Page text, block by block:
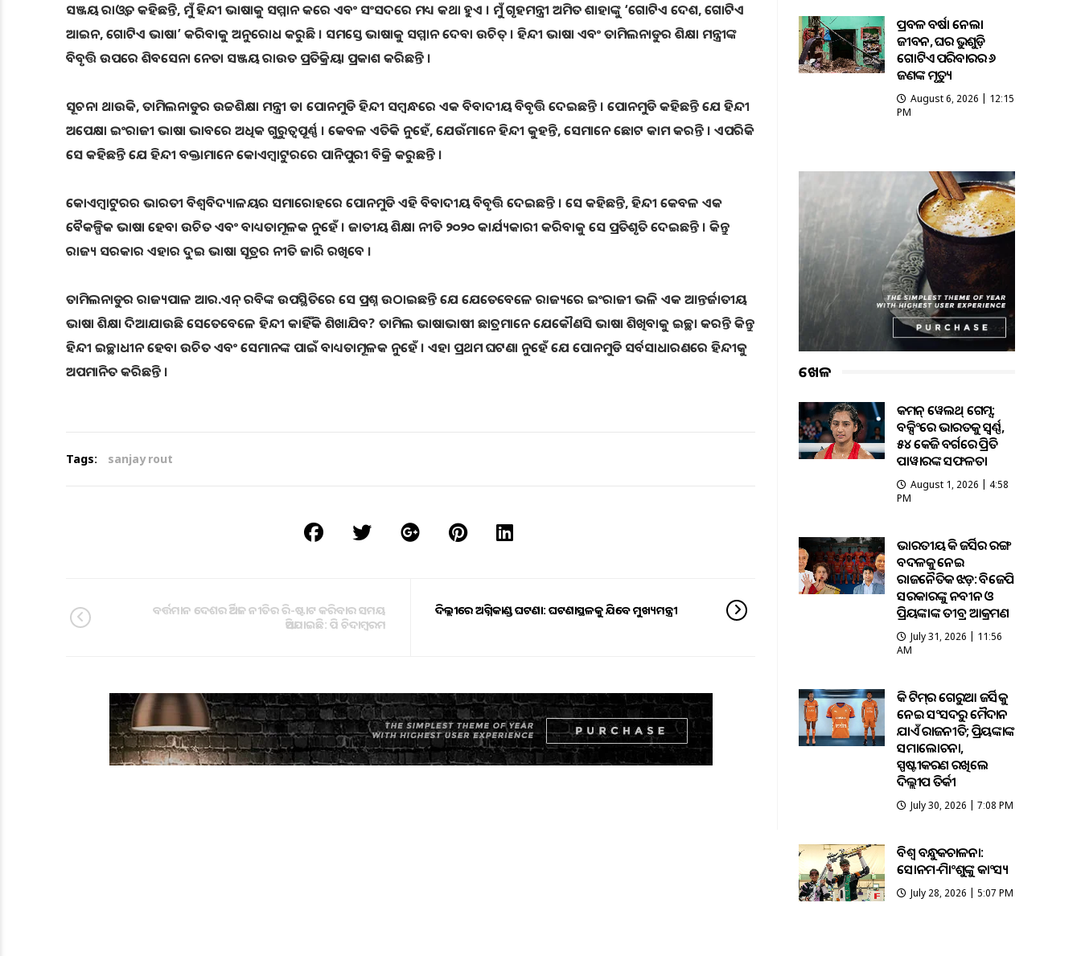
ସଞ୍ଜୟ ରାଓ୍ୱତ କହିଛନ୍ତି, ମୁଁ ହିନ୍ଦୀ ଭାଷାକୁ ସମ୍ମାନ କରେ ଏବଂ ସଂସଦରେ ମଧ୍ୟ କଥା ହୁଏ । ମୁଁ ଗୃହମନ୍ତ୍ରୀ ଅମିତ ଶାହାଙ୍କୁ ‘ଗୋଟିଏ ଦେଶ, ଗୋଟିଏ
ଆଇନ, ଗୋଟିଏ ଭାଷା’ କରିବାକୁ ଅନୁରୋଧ କରୁଛି । ସମସ୍ତେ ଭାଷାକୁ ସମ୍ମାନ ଦେବା ଉଚିତ୍ । ହିନ୍ଦୀ ଭାଷା ଏବଂ ତାମିଲନାଡୁର ଶିକ୍ଷା ମନ୍ତ୍ରୀଙ୍କ
ବିବୃତ୍ତି ଉପରେ ଶିବସେନା ନେତା ସଞ୍ଜୟ ରାଉତ ପ୍ରତିକ୍ରିୟା ପ୍ରକାଶ କରିଛନ୍ତି ।
ସୂଚନା ଥାଉକି, ତାମିଲନାଡୁର ଉଚ୍ଚଶିକ୍ଷା ମନ୍ତ୍ରୀ ଡ। ପୋନମୁଡି ହିନ୍ଦୀ ସମ୍ବନ୍ଧରେ ଏକ ବିବାଦୀୟ ବିବୃତ୍ତି ଦେଇଛନ୍ତି । ପୋନମୁଡି କହିଛନ୍ତି ଯେ ହିନ୍ଦୀ
ଅପେକ୍ଷା ଇଂରାଜୀ ଭାଷା ଭାବରେ ଅଧିକ ଗୁରୁତ୍ୱପୂର୍ଣ୍ଣ । କେବଳ ଏତିକି ନୁହେଁ, ଯେଉଁମାନେ ହିନ୍ଦୀ କୁହନ୍ତି, ସେମାନେ ଛୋଟ କାମ କରନ୍ତି । ଏପରିକି
ସେ କହିଛନ୍ତି ଯେ ହିନ୍ଦୀ ବକ୍ତାମାନେ କୋଏମ୍ବାଟୁରରେ ପାନିପୁରୀ ବିକ୍ରି କରୁଛନ୍ତି ।
କୋଏମ୍ବାଟୁରର ଭାରତୀ ବିଶ୍ୱବିଦ୍ୟାଳୟର ସମାରୋହରେ ପୋନମୁଡି ଏହି ବିବାଦୀୟ ବିବୃତ୍ତି ଦେଇଛନ୍ତି । ସେ କହିଛନ୍ତି, ହିନ୍ଦୀ କେବଳ ଏକ
ବୈକଳ୍ପିକ ଭାଷା ହେବା ଉଚିତ ଏବଂ ବାଧ୍ୟତାମୂଳକ ନୁହେଁ । ଜାତୀୟ ଶିକ୍ଷା ନୀତି ୨୦୨୦ କାର୍ଯ୍ୟକାରୀ କରିବାକୁ ସେ ପ୍ରତିଶୃତି ଦେଇଛନ୍ତି । କିନ୍ତୁ
ରାଜ୍ୟ ସରକାର ଏହାର ଦୁଇ ଭାଷା ସୂତ୍ରର ନୀତି ଜାରି ରଖିବେ ।
ତାମିଲନାଡୁର ରାଜ୍ୟପାଳ ଆର.ଏନ୍ ରବିଙ୍କ ଉପସ୍ଥିତିରେ ସେ ପ୍ରଶ୍ନ ଉଠାଇଛନ୍ତି ଯେ ଯେତେବେଳେ ରାଜ୍ୟରେ ଇଂରାଜୀ ଭଳି ଏକ ଆନ୍ତର୍ଜାତୀୟ
ଭାଷା ଶିକ୍ଷା ଦିଆଯାଉଛି ସେତେବେଳେ ହିନ୍ଦୀ କାହିଁକି ଶିଖାଯିବ? ତାମିଲ ଭାଷାଭାଷୀ ଛାତ୍ରମାନେ ଯେକୌଣସି ଭାଷା ଶିଖିବାକୁ ଇଚ୍ଛା କରନ୍ତି କିନ୍ତୁ
ହିନ୍ଦୀ ଇଚ୍ଛାଧୀନ ହେବା ଉଚିତ ଏବଂ ସେମାନଙ୍କ ପାଇଁ ବାଧ୍ୟତାମୂଳକ ନୁହେଁ । ଏହା ପ୍ରଥମ ଘଟଣା ନୁହେଁ ଯେ ପୋନମୁଡି ସର୍ବସାଧାରଣରେ ହିନ୍ଦୀକୁ
ଅପମାନିତ କରିଛନ୍ତି ।
Tags: sanjay rout
ବର୍ତ୍ତମାନ ଦେଶର ଆର୍ଥିକ ନୀତିର ରି-ଷ୍ଟାଟ କରିବାର ସମୟ
ଆସିଯାଇଛି: ପି ଚିଦାମ୍ବରମ
ଦିଲ୍ଲୀରେ ଅଗ୍ନିକାଣ୍ଡ ଘଟଣା: ଘଟଣାସ୍ଥଳକୁ ଯିବେ ମୁଖ୍ୟମନ୍ତ୍ରୀ
ପ୍ରବଳ ବର୍ଷା ନେଲା
ଜୀବନ, ଘର ଭୁଶୁଡ଼ି
ଗୋଟିଏ ପରିବାରର ୬
ଜଣଙ୍କ ମୃତ୍ୟୁ
August 6, 2026 | 12:15
PM
ଖେଳ
କମନ୍ ୱେଲଥ୍ ଗେମ୍ସ:
ବକ୍ସିଂରେ ଭାରତକୁ ସ୍ବର୍ଣ୍ଣ,
୫୪ କେଜି ବର୍ଗରେ ପ୍ରିତି
ପାୱାରଙ୍କ ସଫଳତା
August 1, 2026 | 4:58
PM
ଭାରତୀୟ ହକି ଜର୍ସିର ରଙ୍ଗ
ବଦଳକୁ ନେଇ
ରାଜନୈତିକ ଝଡ଼: ବିଜେପି
ସରକାରଙ୍କୁ ନବୀନ ଓ
ପ୍ରିୟଙ୍କାଙ୍କ ତୀବ୍ର ଆକ୍ରମଣ
July 31, 2026 | 11:56
AM
ହକି ଟିମ୍‌ର ଗେରୁଆ ଜର୍ସିକୁ
ନେଇ ସଂସଦରୁ ମୈଦାନ
ଯାଏଁ ରାଜନୀତି; ପ୍ରିୟଙ୍କାଙ୍କ
ସମାଲୋଚନା,
ସ୍ପଷ୍ଟୀକରଣ ରଖିଲେ
ଦିଲ୍ଲୀପ ତିର୍କୀ
July 30, 2026 | 7:08 PM
ବିଶ୍ବ ବନ୍ଧୁକଚାଳନା:
ସୋନମ-ହିମାଂଶୁଙ୍କୁ କାଂସ୍ୟ
July 28, 2026 | 5:07 PM